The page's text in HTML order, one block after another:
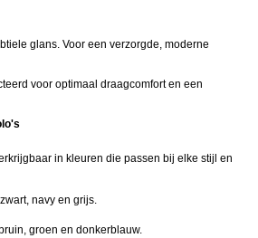
glans. Voor een verzorgde, moderne
voor optimaal draagcomfort en een
in kleuren die passen bij elke stijl en
navy en grijs.
groen en donkerblauw.